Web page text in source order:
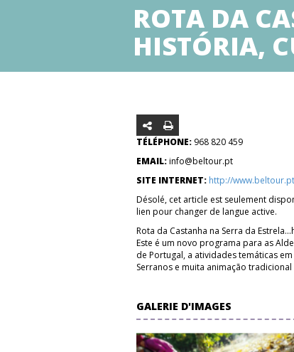
ROTA DA
HISTÓRIA,
TÉLÉPHONE: 968 820 459
EMAIL:info@beltour.pt
SITE INTERNET: http://www.beltour.pt
Désolé, cet article est seulement
lien pour changer de langue active.
Rota da Castanha na Serra da
Este é um novo programa para as
de Portugal, a atividades temáticas
Serranos e muita animação tradicional
GALERIE D'IMAGES